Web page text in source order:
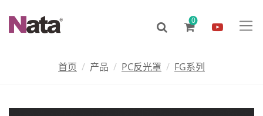
0
首页 产品 PC反光罩 FG系列